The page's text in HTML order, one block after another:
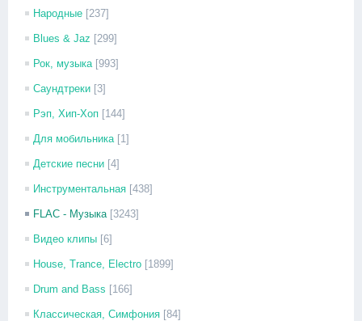
Народные [237]
Blues & Jaz [299]
Рок, музыка [993]
Саундтреки [3]
Рэп, Хип-Хоп [144]
Для мобильника [1]
Детские песни [4]
Инструментальная [438]
FLAC - Музыка [3243]
Видео клипы [6]
House, Trance, Electro [1899]
Drum and Bass [166]
Классическая, Симфония [84]